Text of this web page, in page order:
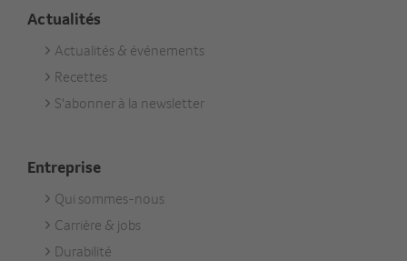
Actualités
Footer
Aktuell
Actualités & événements
Recettes
S'abonner à la newsletter
Entreprise
Footer
Unternehmen
Qui sommes-nous
Carrière & jobs
Durabilité